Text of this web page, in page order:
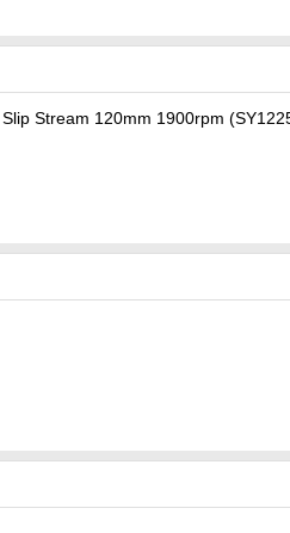
Stream 120mm 1900rpm